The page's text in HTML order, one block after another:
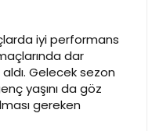
iyi performans
dar
Gelecek sezon
yaşını da göz
gereken